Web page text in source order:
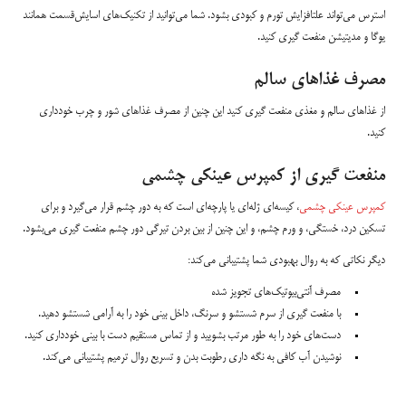
استرس می‌تواند علتافزایش تورم و کبودی بشود. شما می‌توانید از تکنیک‌های اسایش‌قسمت همانند
یوگا و مدیتیشن منفعت گیری کنید.
مصرف غذاهای سالم
از غذاهای سالم و مغذی منفعت گیری کنید این چنین از مصرف غذاهای شور و چرب خودداری
کنید.
منفعت گیری از کمپرس عینکی چشمی
کمپرس عینکی چشمی، کیسه‌ای ژله‌ای یا پارچه‌ای است که به دور چشم قرار می‌گیرد و برای
تسکین درد، خستگی، و ورم چشم، و این چنین از بین بردن تیرگی دور چشم منفعت گیری می‌بشود.
دیگر نکاتی که به روال بهبودی شما پشتیبانی می‌کند:
مصرف آنتی‌بیوتیک‌های تجویز شده
با منفعت گیری از سرم شستشو و سرنگ، داخل بینی خود را به آرامی شستشو دهید.
دست‌های خود را به طور مرتب بشویید و از تماس مستقیم دست با بینی خودداری کنید.
نوشیدن آب کافی به نگه داری رطوبت بدن و تسریع روال ترمیم پشتیبانی می‌کند.